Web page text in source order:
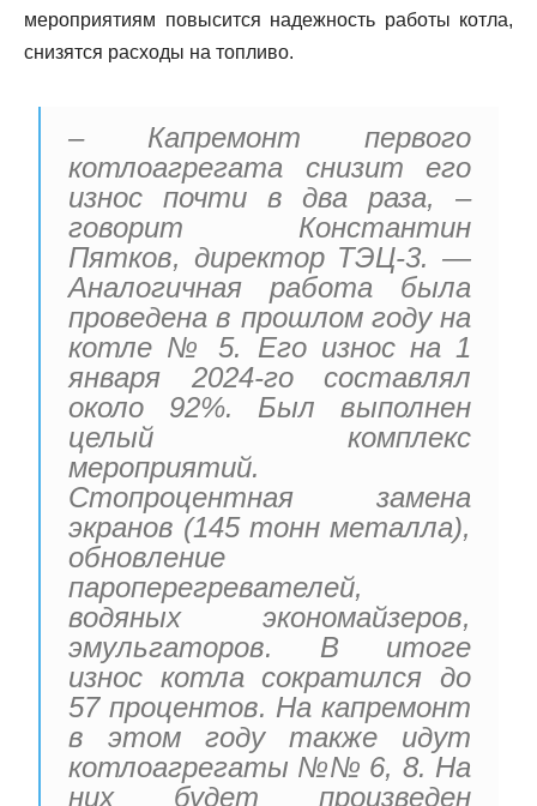
мероприятиям повысится надежность работы котла,
снизятся расходы на топливо.
– Капремонт первого
котлоагрегата снизит его
износ почти в два раза, –
говорит Константин
Пятков, директор ТЭЦ-3. —
Аналогичная работа была
проведена в прошлом году на
котле № 5. Его износ на 1
января 2024-го составлял
около 92%. Был выполнен
целый комплекс
мероприятий.
Стопроцентная замена
экранов (145 тонн металла),
обновление
пароперегревателей,
водяных экономайзеров,
эмульгаторов. В итоге
износ котла сократился до
57 процентов. На капремонт
в этом году также идут
котлоагрегаты №№ 6, 8. На
них будет произведен